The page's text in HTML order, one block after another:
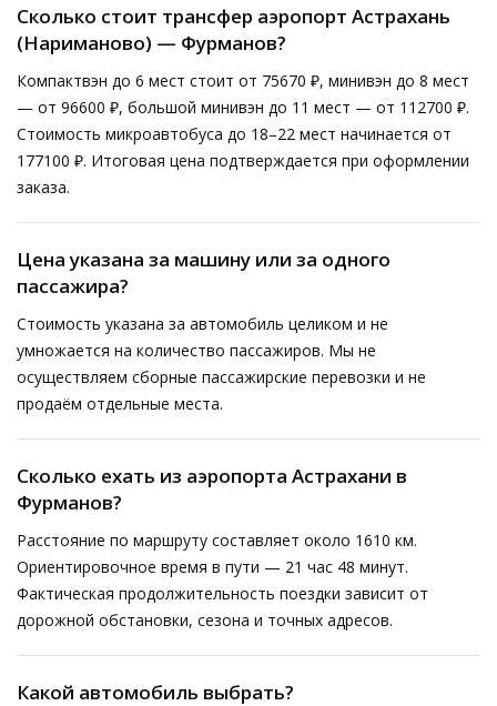
Сколько стоит трансфер аэропорт Астрахань
(Нариманово) — Фурманов?
Компактвэн до 6 мест стоит от 75670 ₽, минивэн до 8 мест
— от 96600 ₽, большой минивэн до 11 мест — от 112700 ₽.
Стоимость микроавтобуса до 18–22 мест начинается от
177100 ₽. Итоговая цена подтверждается при оформлении
заказа.
Цена указана за машину или за одного
пассажира?
Стоимость указана за автомобиль целиком и не
умножается на количество пассажиров. Мы не
осуществляем сборные пассажирские перевозки и не
продаём отдельные места.
Сколько ехать из аэропорта Астрахани в
Фурманов?
Расстояние по маршруту составляет около 1610 км.
Ориентировочное время в пути — 21 час 48 минут.
Фактическая продолжительность поездки зависит от
дорожной обстановки, сезона и точных адресов.
Какой автомобиль выбрать?